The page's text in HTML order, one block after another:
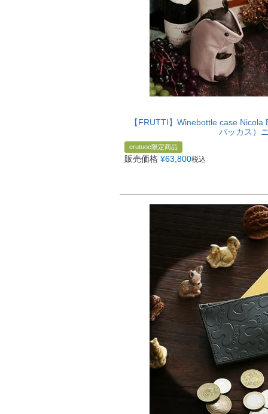
【FRUTTI】Winebottle case
バッカス）
erutuoc限定商品
販売価格 ¥63,800税込